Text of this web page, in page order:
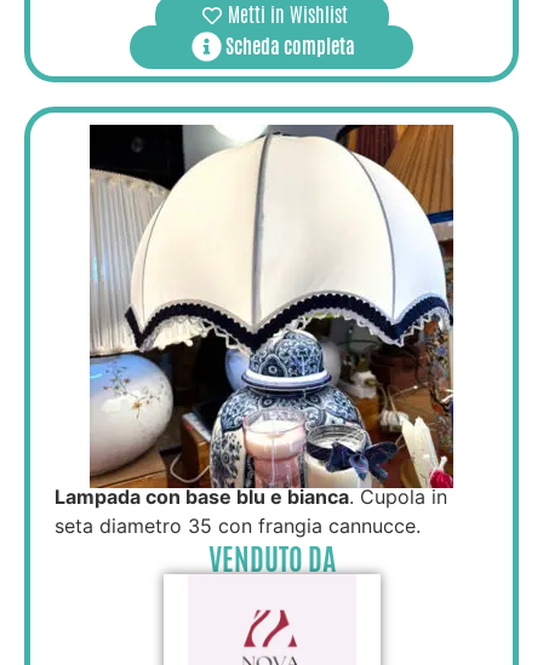
Metti in Wishlist
Scheda completa
Lampada con base blu e bianca. Cupola in
seta diametro 35 con frangia cannucce.
VENDUTO DA